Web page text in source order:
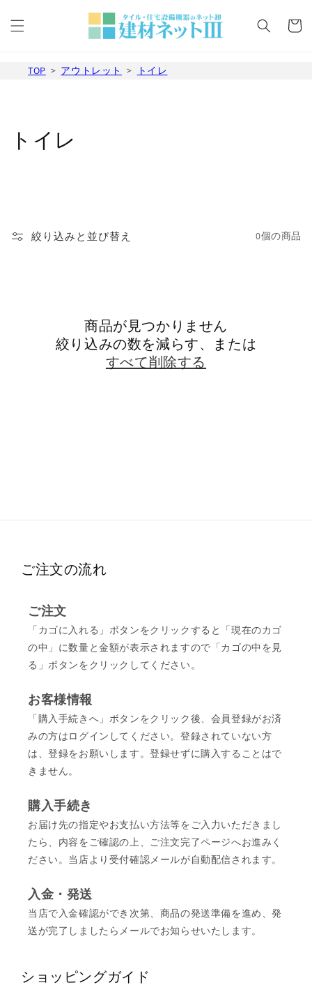
進む
ー
TOP アウトレット トイレ
コ
ョ
トイレ
絞り込みと並び替え 0個の商品
商品が見つかりません
絞り込みの数を減らす、または
すべて削除する
ご注文の流れ
ご注文
「カゴに入れる」ボタンをクリックすると「現在のカゴ
の中」に数量と金額が表示されますので「カゴの中を見
る」ボタンをクリックしてください。
お客様情報
「購入手続きへ」ボタンをクリック後、会員登録がお済
みの方はログインしてください。登録されていない方
は、登録をお願いします。登録せずに購入することはで
きません。
購入手続き
お届け先の指定やお支払い方法等をご入力いただきまし
たら、内容をご確認の上、ご注文完了ページへお進みく
ださい。当店より受付確認メールが自動配信されます。
入金・発送
当店で入金確認ができ次第、商品の発送準備を進め、発
送が完了しましたらメールでお知らせいたします。
ショッピングガイド